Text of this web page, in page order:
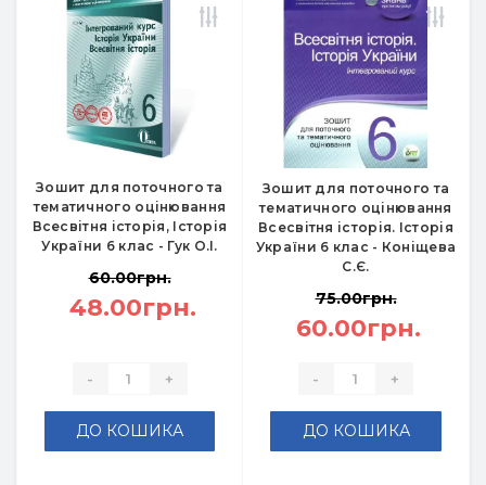
Зошит для поточного та
тематичного оцінювання
Всесвітня історія, Історія
України 6 клас - Гук О.І.
60.00грн.
48.00грн.
- +
ДО КОШИКА
Зошит для поточного та
тематичного оцінювання
Всесвітня історія. Історія
України 6 клас - Коніщева
С.Є.
75.00грн.
60.00грн.
- +
ДО КОШИКА